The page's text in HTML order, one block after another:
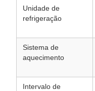
Unidade de
refrigeração
Sistema de
aquecimento
Intervalo de